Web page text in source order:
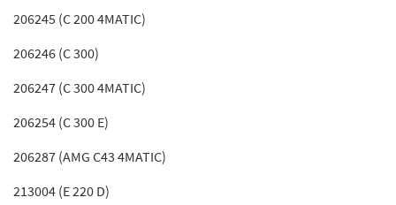
206245 (C 200 4MATIC)
206246 (C 300)
206247 (C 300 4MATIC)
206254 (C 300 E)
206287 (AMG C43 4MATIC)
213004 (E 220 D)